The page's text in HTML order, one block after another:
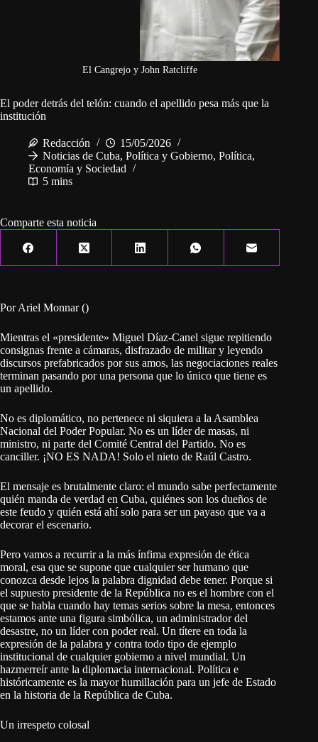
El Cangrejo y John Ratcliffe
El poder detrás del telón: cuando el apellido pesa más que la
institución
Redacción
15/05/2026
Noticias de Cuba, Política y Gobierno, Política,
Economía y Sociedad
5 mins
Comparte esta noticia
Por Ariel Monnar ()
Mientras el «presidente» Miguel Díaz-Canel sigue repitiendo
consignas frente a cámaras, disfrazado de militar y leyendo
discursos prefabricados por sus amos, las negociaciones reales
terminan pasando por una persona que lo único que tiene es
un apellido.
No es diplomático, no pertenece ni siquiera a la Asamblea
Nacional del Poder Popular. No es un líder de masas, ni
ministro, ni parte del Comité Central del Partido. No es
canciller. ¡NO ES NADA! Solo el nieto de Raúl Castro.
El mensaje es brutalmente claro: el mundo sabe perfectamente
quién manda de verdad en Cuba, quiénes son los dueños de
este feudo y quién está ahí solo para ser un payaso que va a
decorar el escenario.
Pero vamos a recurrir a la más ínfima expresión de ética
moral, esa que se supone que cualquier ser humano que
conozca desde lejos la palabra dignidad debe tener. Porque si
el supuesto presidente de la República no es el hombre con el
que se habla cuando hay temas serios sobre la mesa, entonces
estamos ante una figura simbólica, un administrador del
desastre, no un líder con poder real. Un títere en toda la
expresión de la palabra y contra todo tipo de ejemplo
institucional de cualquier gobierno a nivel mundial. Un
hazmerreír ante la diplomacia internacional. Política e
históricamente es la mayor humillación para un jefe de Estado
en la historia de la República de Cuba.
Un irrespeto colosal